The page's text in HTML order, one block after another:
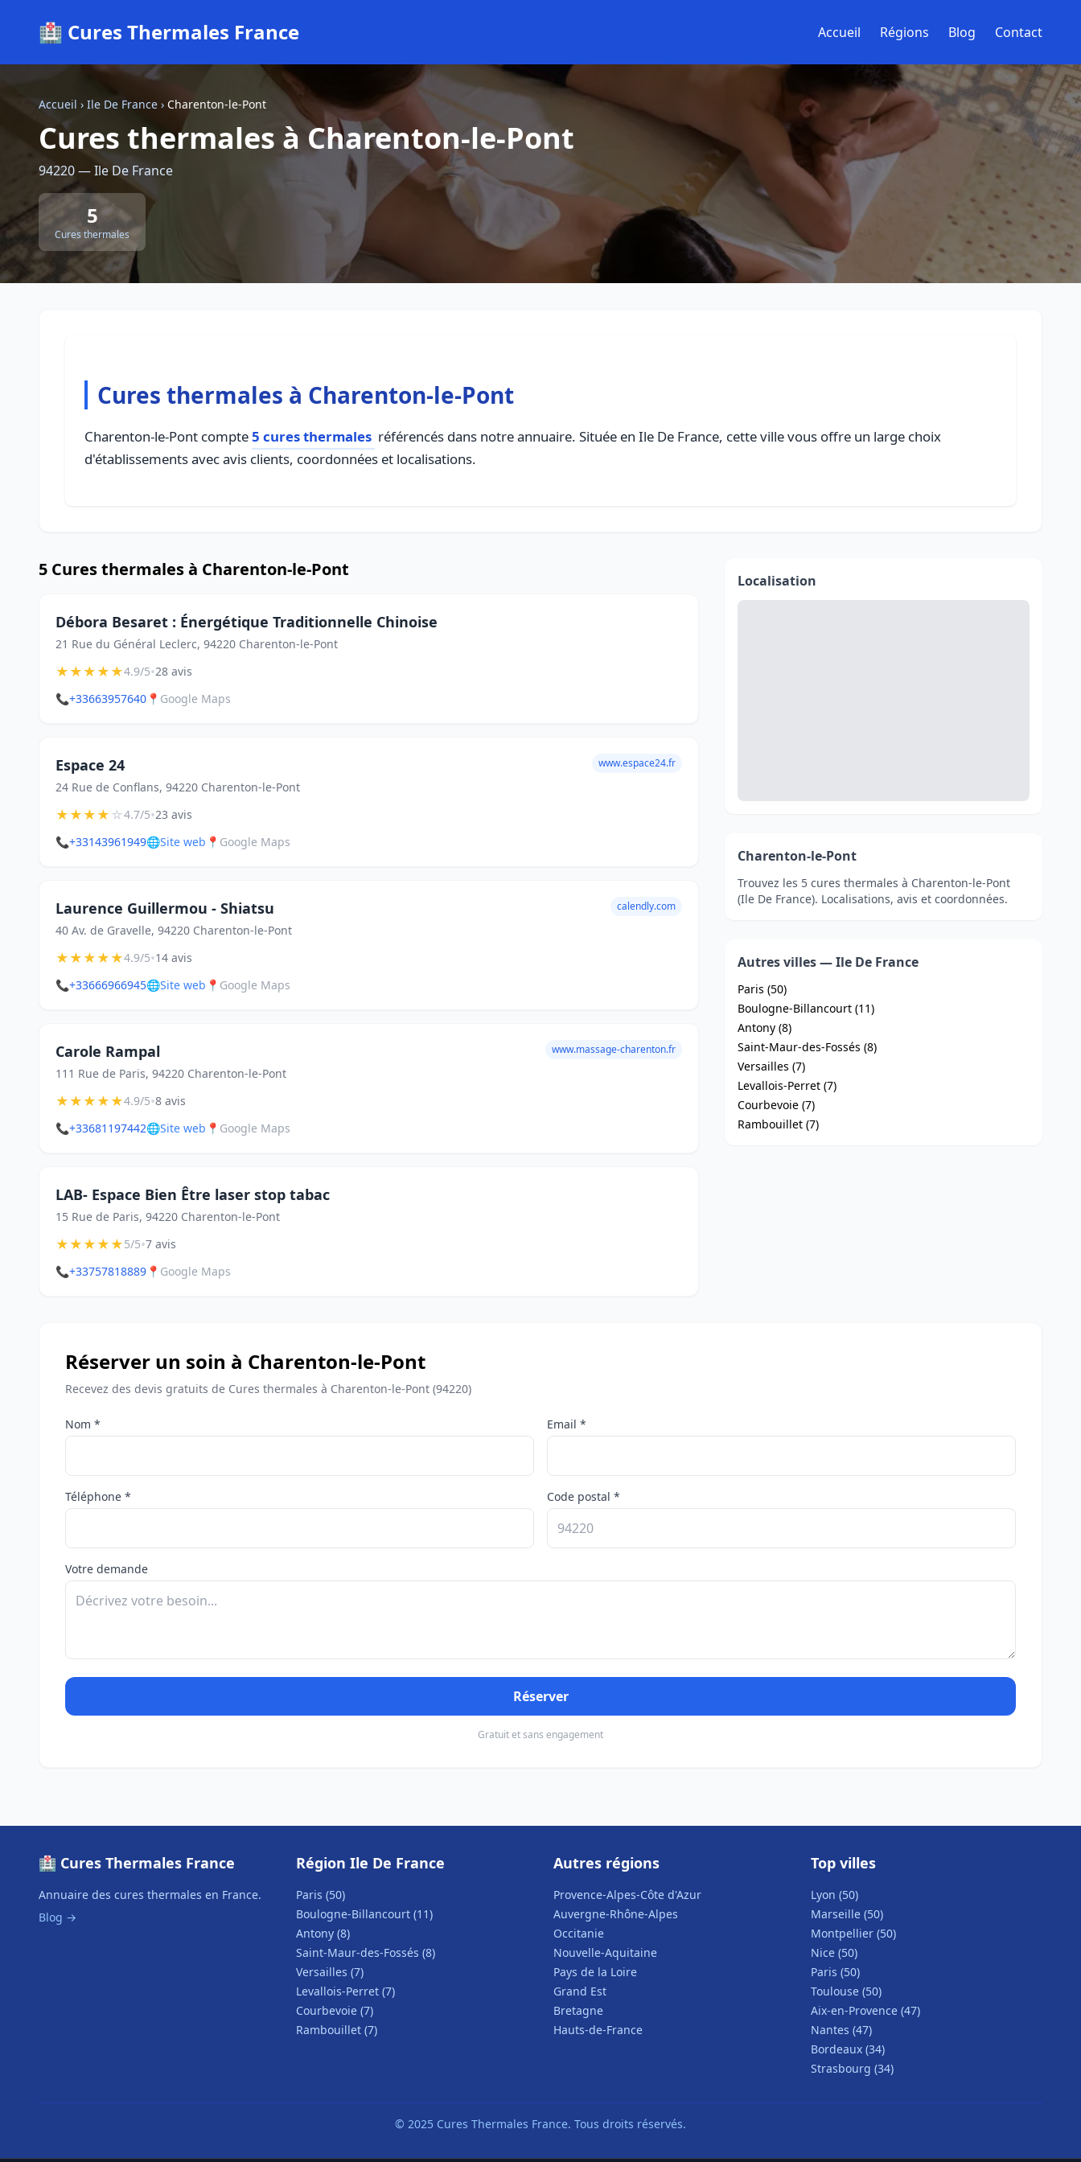
🏥 Cures Thermales France Accueil Régions Blog Contact
Accueil › Ile De France › Charenton-le-Pont
Cures thermales à Charenton-le-Pont
94220 — Ile De France
5
Cures thermales
Cures thermales à Charenton-le-Pont
Charenton-le-Pont compte5 cures thermales référencés dans notre annuaire. Située en Ile De France, cette ville vous offre un large choix
d'établissements avec avis clients, coordonnées et localisations.
5 Cures thermales à Charenton-le-Pont
Débora Besaret : Énergétique Traditionnelle Chinoise
21 Rue du Général Leclerc, 94220 Charenton-le-Pont
★★★★★4.9/5•28 avis
📞+33663957640 📍 Google Maps
Espace 24
24 Rue de Conflans, 94220 Charenton-le-Pont
www.espace24.fr
★★★★☆4.7/5•23 avis
📞+33143961949🌐Site web 📍 Google Maps
Laurence Guillermou - Shiatsu
40 Av. de Gravelle, 94220 Charenton-le-Pont
calendly.com
★★★★★4.9/5•14 avis
📞+33666966945🌐Site web 📍 Google Maps
Carole Rampal
111 Rue de Paris, 94220 Charenton-le-Pont
www.massage-charenton.fr
★★★★★4.9/5•8 avis
📞+33681197442🌐Site web 📍 Google Maps
LAB- Espace Bien Être laser stop tabac
15 Rue de Paris, 94220 Charenton-le-Pont
★★★★★5/5•7 avis
📞+33757818889 📍 Google Maps
Localisation
Charenton-le-Pont
Trouvez les 5 cures thermales à Charenton-le-Pont
(Ile De France). Localisations, avis et coordonnées.
Autres villes — Ile De France
Paris (50)
Boulogne-Billancourt (11)
Antony (8)
Saint-Maur-des-Fossés (8)
Versailles (7)
Levallois-Perret (7)
Courbevoie (7)
Rambouillet (7)
Réserver un soin à Charenton-le-Pont
Recevez des devis gratuits de Cures thermales à Charenton-le-Pont (94220)
Nom * Email *
Téléphone * Code postal *
Votre demande
Réserver
Gratuit et sans engagement
🏥 Cures Thermales France
Annuaire des cures thermales en France.
Blog →
Région Ile De France
Paris (50)
Boulogne-Billancourt (11)
Antony (8)
Saint-Maur-des-Fossés (8)
Versailles (7)
Levallois-Perret (7)
Courbevoie (7)
Rambouillet (7)
Autres régions
Provence-Alpes-Côte d'Azur
Auvergne-Rhône-Alpes
Occitanie
Nouvelle-Aquitaine
Pays de la Loire
Grand Est
Bretagne
Hauts-de-France
Top villes
Lyon (50)
Marseille (50)
Montpellier (50)
Nice (50)
Paris (50)
Toulouse (50)
Aix-en-Provence (47)
Nantes (47)
Bordeaux (34)
Strasbourg (34)
© 2025 Cures Thermales France. Tous droits réservés.